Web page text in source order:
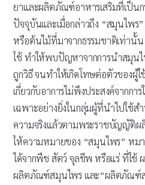
ยาและผลิตภัณฑ์อาหารเสริมที่เป็น
ปัจจุบันและเมื่อกล่าวถึง “สมุนไพร
หรือต้นไม้ที่มาจากธรรมชาติเท่านั้น
ใช้ ทำให้พบปัญหาจากการนำสมุนไ
ถูกวิธี จนทำให้เกิดโทษต่อตัวของผู้
เกี่ยวกับอาการไม่พึงประสงค์จากก
เฉพาะอย่างยิ่งในกลุ่มผู้ที่นำไปใช้ส
ความจริงแล้วตามพระราชบัญญัติ
ให้ความหมายของ “สมุนไพร” หม
ได้จากพืช สัตว์ จุลชีพ หรือแร่ ที่ใช้
ผลิตภัณฑ์สมุนไพร และ“ผลิตภัณฑ์